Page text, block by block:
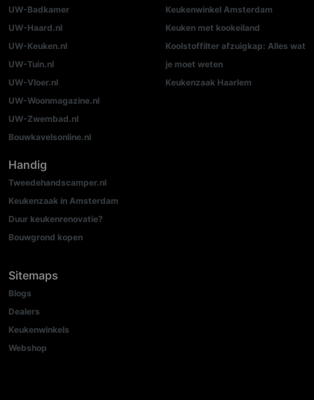
UW-Badkamer
UW-Haard.nl
UW-Keuken.nl
UW-Tuin.nl
UW-Vloer.nl
UW-Woonmagazine.nl
UW-Zwembad.nl
Bouwkavelsonline.nl
Keukenwinkel Amsterdam
Keuken met kookeiland
Koolstoffilter afzuigkap: Alles wat
je moet weten
Keukenzaak Haarlem
Handig
Tweedehandscamper.nl
Keukenzaak in Amsterdam
Duur keukenrenovatie?
Bouwgrond kopen
Sitemaps
Blogs
Dealers
Keukenwinkels
Webshop